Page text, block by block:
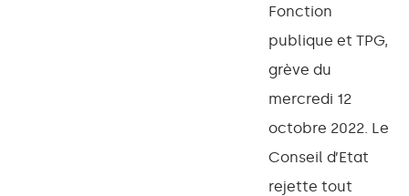
Fonction
publique et TPG,
grève du
mercredi 12
octobre 2022. Le
Conseil d’Etat
rejette tout